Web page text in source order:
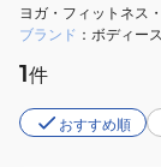
ヨガ・フィットネス
ブランド
ボディー
1件
おすすめ順